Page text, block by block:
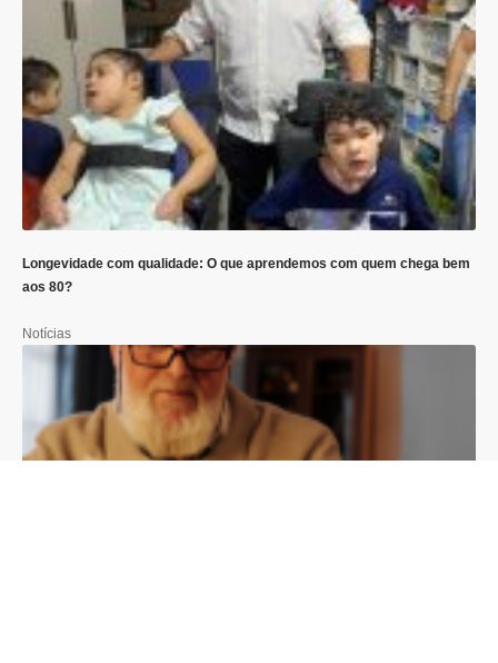
Longevidade com qualidade: O que aprendemos com quem chega bem
aos 80?
Notícias